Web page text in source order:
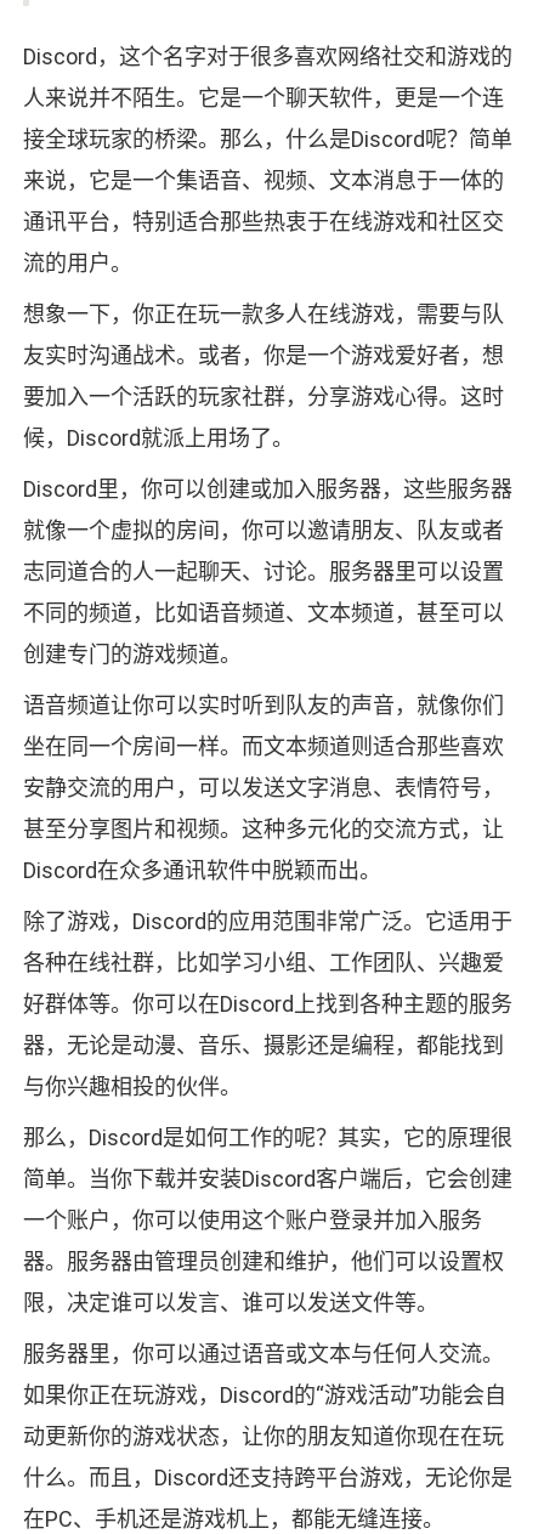
Discord，这个名字对于很多喜欢网络社交和游戏的
人来说并不陌生。它是一个聊天软件，更是一个连
接全球玩家的桥梁。那么，什么是Discord呢？简单
来说，它是一个集语音、视频、文本消息于一体的
通讯平台，特别适合那些热衷于在线游戏和社区交
流的用户。
想象一下，你正在玩一款多人在线游戏，需要与队
友实时沟通战术。或者，你是一个游戏爱好者，想
要加入一个活跃的玩家社群，分享游戏心得。这时
候，Discord就派上用场了。
Discord里，你可以创建或加入服务器，这些服务器
就像一个虚拟的房间，你可以邀请朋友、队友或者
志同道合的人一起聊天、讨论。服务器里可以设置
不同的频道，比如语音频道、文本频道，甚至可以
创建专门的游戏频道。
语音频道让你可以实时听到队友的声音，就像你们
坐在同一个房间一样。而文本频道则适合那些喜欢
安静交流的用户，可以发送文字消息、表情符号，
甚至分享图片和视频。这种多元化的交流方式，让
Discord在众多通讯软件中脱颖而出。
除了游戏，Discord的应用范围非常广泛。它适用于
各种在线社群，比如学习小组、工作团队、兴趣爱
好群体等。你可以在Discord上找到各种主题的服务
器，无论是动漫、音乐、摄影还是编程，都能找到
与你兴趣相投的伙伴。
那么，Discord是如何工作的呢？其实，它的原理很
简单。当你下载并安装Discord客户端后，它会创建
一个账户，你可以使用这个账户登录并加入服务
器。服务器由管理员创建和维护，他们可以设置权
限，决定谁可以发言、谁可以发送文件等。
服务器里，你可以通过语音或文本与任何人交流。
如果你正在玩游戏，Discord的“游戏活动”功能会自
动更新你的游戏状态，让你的朋友知道你现在在玩
什么。而且，Discord还支持跨平台游戏，无论你是
在PC、手机还是游戏机上，都能无缝连接。